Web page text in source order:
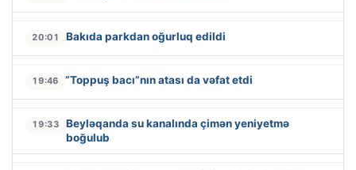
20:01 Bakıda parkdan oğurluq edildi
19:46 “Toppuş bacı”nın atası da vəfat etdi
19:33
Beyləqanda su kanalında çimən yeniyetmə
boğulub